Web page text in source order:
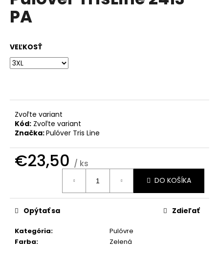
0,0
PA
VEĽKOSŤ
Zvoľte variant
Kód: Zvoľte variant
Značka:Pulóver Tris Line
€23,50 / ks
DO KOŠÍKA
Kategória:
Pulóvre
Farba: Zelená
Opýtať sa Zdieľať
á
j
ť
?
O
d
r
ú
a
m